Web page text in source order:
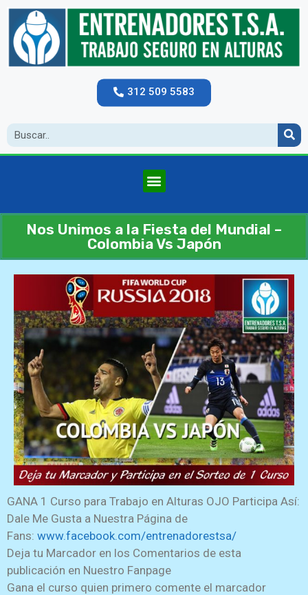
312 509 5583
Nos Unimos a la Fiesta del Mundial –
Colombia Vs Japón
GANA 1 Curso para Trabajo en Alturas OJO Participa Así:
Dale Me Gusta a Nuestra Página de
Fans: www.facebook.com/entrenadorestsa/
Deja tu Marcador en los Comentarios de esta
publicación en Nuestro Fanpage
Gana el curso quien primero comente el marcador